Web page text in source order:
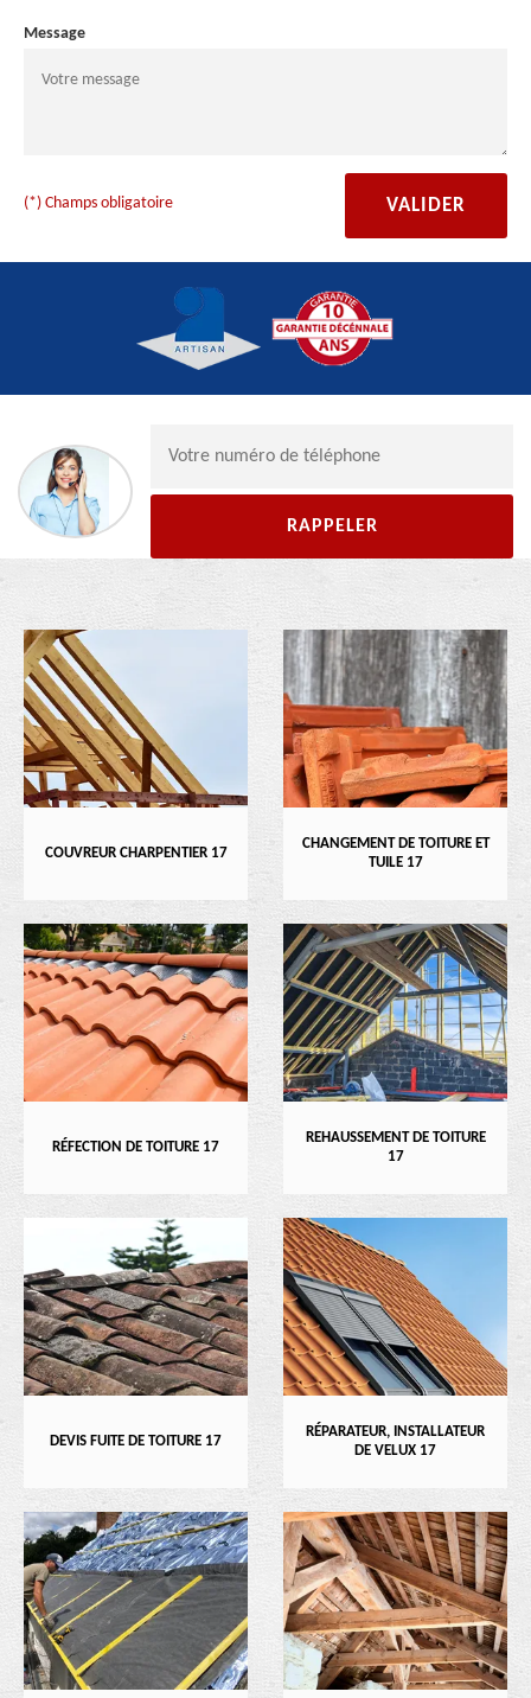
Message
(*) Champs obligatoire
COUVREUR CHARPENTIER 17
CHANGEMENT DE TOITURE ET
TUILE 17
RÉFECTION DE TOITURE 17
REHAUSSEMENT DE TOITURE
17
DEVIS FUITE DE TOITURE 17
RÉPARATEUR, INSTALLATEUR
DE VELUX 17